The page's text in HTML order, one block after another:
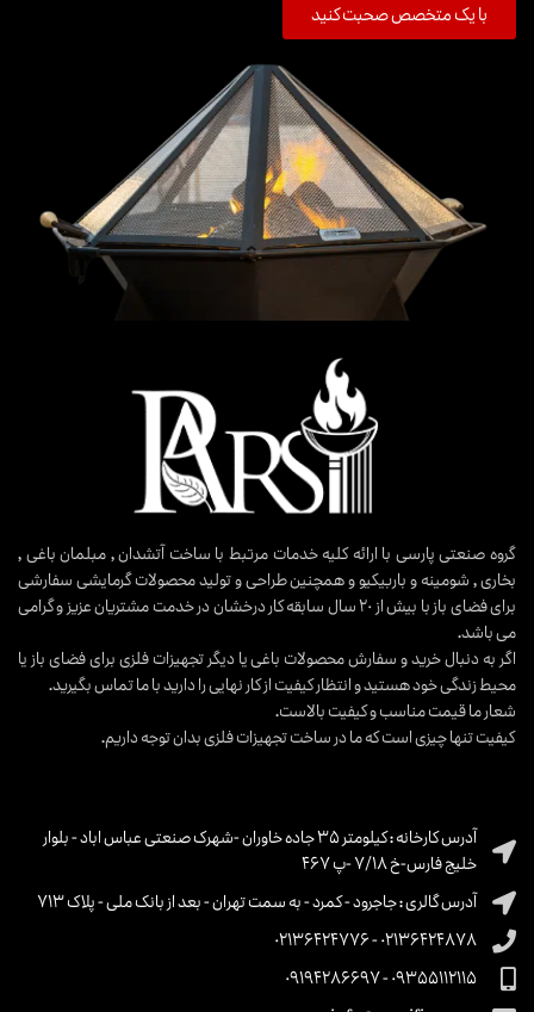
با یک متخصص صحبت کنید
گروه صنعتی پارسی با ارائه کلیه خدمات مرتبط با ساخت آتشدان , مبلمان باغی ,
بخاری , شومینه و باربیکیو و همچنین طراحی و تولید محصولات گرمایشی سفارشی
برای فضای باز با بیش از ۲۰ سال سابقه کار درخشان در خدمت مشتریان عزیز و گرامی
می باشد.
اگر به دنبال خرید و سفارش محصولات باغی یا دیگر تجهیزات فلزی برای فضای باز یا
محیط زندگی خود هستید و انتظار کیفیت از کار نهایی را دارید با ما تماس بگیرید.
شعار ما قیمت مناسب و کیفیت بالاست.
کیفیت تنها چیزی است که ما در ساخت تجهیزات فلزی بدان توجه داریم.
آدرس کارخانه : کیلومتر ۳۵ جاده خاوران -شهرک صنعتی عباس اباد - بلوار
خلیج فارس-خ ۷/۱۸ -پ ۴۶۷
آدرس گالری : جاجرود - کمرد - به سمت تهران - بعد از بانک ملی - پلاک 713
۰۲۱۳۶۴۲۴۸۷۸ - ۰۲۱۳۶۴۲۴۷۷۶
۰۹۳۵۵۱۱۲۱۱۵ - ۰۹۱۹۴۲۸۶۶۹۷